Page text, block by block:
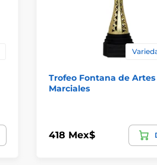
Trofeo Fontana de Artes
Marciales
418 Mex$